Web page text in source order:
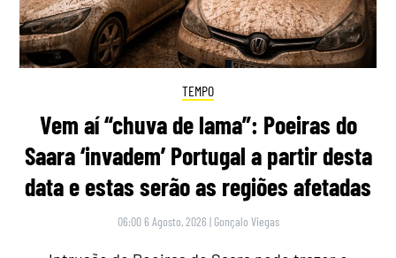
TEMPO
Vem aí “chuva de lama”: Poeiras do
Saara ‘invadem’ Portugal a partir desta
data e estas serão as regiões afetadas
06:00 6 Agosto, 2026 | Gonçalo Viegas